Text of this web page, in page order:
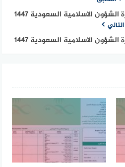
الاسلامية السعودية 1447
التالي
الاسلامية السعودية 1447